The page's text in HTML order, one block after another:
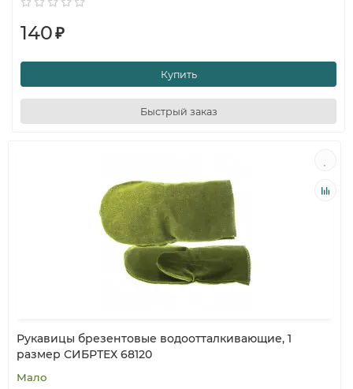
140₽
Купить
Быстрый заказ
Рукавицы брезентовые водоотталкивающие, 1
размер СИБРТЕХ 68120
Мало